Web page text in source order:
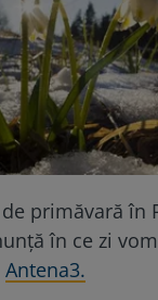
primăvară în
în ce zi
Antena3.